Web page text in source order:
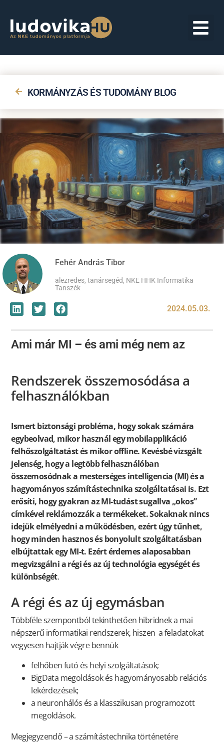
KORMÁNYZÁS ÉS TUDOMÁNY BLOG
Fehér András Tibor
alezredes, tanársegéd, NKE HHK Informatika
Tanszék
2024.05.03.
Ami már MI – és ami még nem az
Rendszerek összemosódása a
felhasználókban
Ismert biztonsági probléma, hogy sokak számára
egybeolvad, mikor használ egy mobilapplikáció
felhőszolgáltatást és mikor offline. Kevésbé vizsgált
jelenség, hogy a legtöbb felhasználóban
összemosódnak a mesterséges intelligencia (MI) és a
hagyományos számítástechnika szolgáltatásai is. Ezt
erősíti, hogy gyakran az MI-tudást sugallva „okos”
címkével reklámozzák a termékeket. Sokaknak nincs
idejük elmélyedni a működésben, ezért úgy tűnhet,
hogy minden hasznos és bonyolult szolgáltatásban
elbújtattak egy MI-t. Ezért érdemes alaposabban
megvizsgálni a régi és az új technológia egységét és
különbségét.
A régi és az új egymásban
Többféle szempontból tekinthetően hibridnek a mai
népszerű informatikai rendszerek, hiszen a feladatokat
vegyesen hajtják végre bennük
felhőben futó és helyi szolgáltatások;
BigData megoldások és hagyományosabb relációs
lekérdezések;
a neuronhálós és a klasszikusan programozott
megoldások.
Megjegyzendő – a számítástechnika történetére